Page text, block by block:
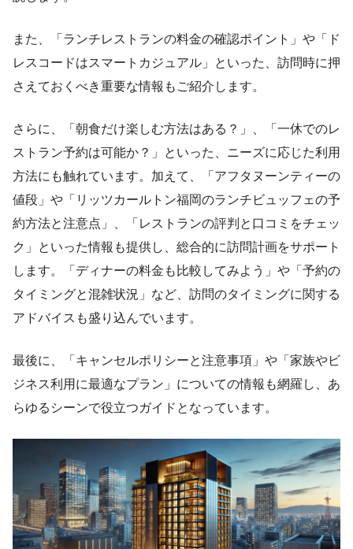
また、「ランチレストランの料金の確認ポイント」や「ド
レスコードはスマートカジュアル」といった、訪問時に押
さえておくべき重要な情報もご紹介します。
さらに、「朝食だけ楽しむ方法はある？」、「一休でのレ
ストラン予約は可能か？」といった、ニーズに応じた利用
方法にも触れています。加えて、「アフタヌーンティーの
値段」や「リッツカールトン福岡のランチビュッフェの予
約方法と注意点」、「レストランの評判と口コミをチェッ
ク」といった情報も提供し、総合的に訪問計画をサポート
します。「ディナーの料金も比較してみよう」や「予約の
タイミングと混雑状況」など、訪問のタイミングに関する
アドバイスも盛り込んでいます。
最後に、「キャンセルポリシーと注意事項」や「家族やビ
ジネス利用に最適なプラン」についての情報も網羅し、あ
らゆるシーンで役立つガイドとなっています。